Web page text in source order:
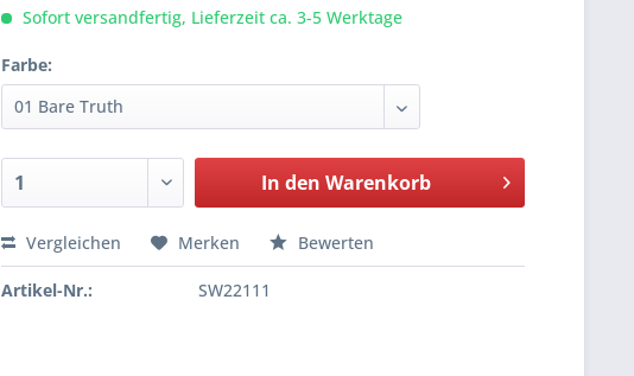
Sofort versandfertig, Lieferzeit ca. 3-5 Werktage
Farbe:
In den Warenkorb
Vergleichen Merken Bewerten
Artikel-Nr.: SW22111